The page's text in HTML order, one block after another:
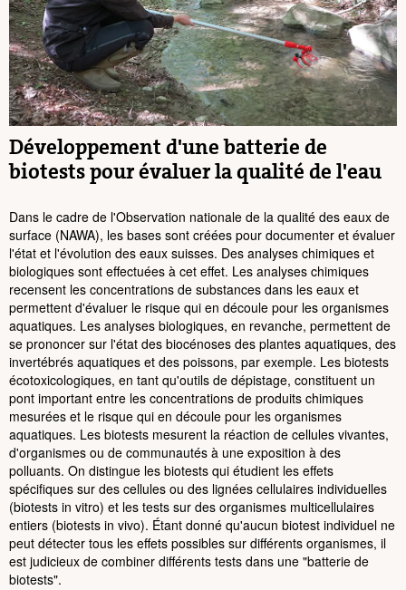
Développement d'une batterie de
biotests pour évaluer la qualité de l'eau
Dans le cadre de l'Observation nationale de la qualité des eaux de
surface (NAWA), les bases sont créées pour documenter et évaluer
l'état et l'évolution des eaux suisses. Des analyses chimiques et
biologiques sont effectuées à cet effet. Les analyses chimiques
recensent les concentrations de substances dans les eaux et
permettent d'évaluer le risque qui en découle pour les organismes
aquatiques. Les analyses biologiques, en revanche, permettent de
se prononcer sur l'état des biocénoses des plantes aquatiques, des
invertébrés aquatiques et des poissons, par exemple. Les biotests
écotoxicologiques, en tant qu'outils de dépistage, constituent un
pont important entre les concentrations de produits chimiques
mesurées et le risque qui en découle pour les organismes
aquatiques. Les biotests mesurent la réaction de cellules vivantes,
d'organismes ou de communautés à une exposition à des
polluants. On distingue les biotests qui étudient les effets
spécifiques sur des cellules ou des lignées cellulaires individuelles
(biotests in vitro) et les tests sur des organismes multicellulaires
entiers (biotests in vivo). Étant donné qu'aucun biotest individuel ne
peut détecter tous les effets possibles sur différents organismes, il
est judicieux de combiner différents tests dans une "batterie de
biotests".